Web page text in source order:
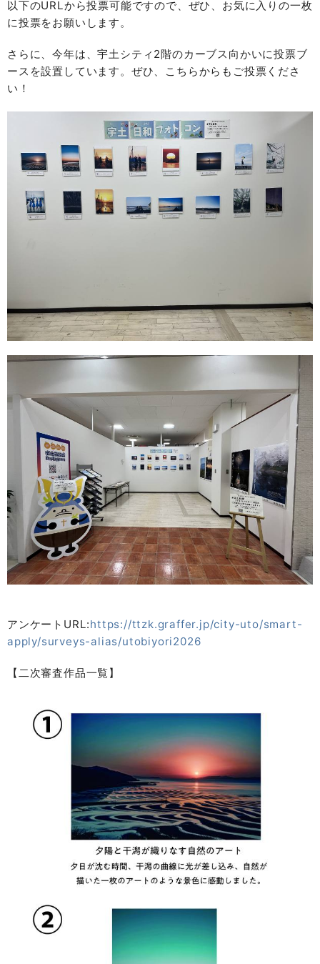
以下のURLから投票可能ですので、ぜひ、お気に入りの一枚
に投票をお願いします。
さらに、今年は、宇土シティ2階のカーブス向かいに投票ブ
ースを設置しています。ぜひ、こちらからもご投票くださ
い！
アンケートURL:https://ttzk.graffer.jp/city-uto/smart-
apply/surveys-alias/utobiyori2026
【二次審査作品一覧】